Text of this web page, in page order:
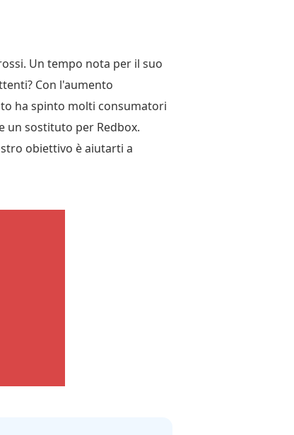
Un tempo nota per il suo
Con l'aumento
ha spinto molti consumatori
un sostituto per Redbox.
obiettivo è aiutarti a